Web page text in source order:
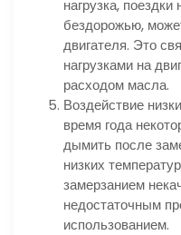
нагрузка,
бездорожью,
двигателя. Это
нагрузками на
расходом масла.
Воздействие
время года
дымить после
низких
замерзанием
недостаточным
использованием.